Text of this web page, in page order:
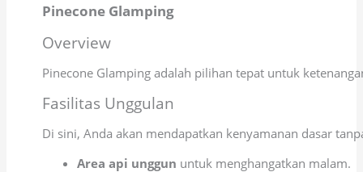
Pinecone Glamping
Overview
Pinecone Glamping adalah pilihan tepat untuk
Fasilitas Unggulan
Di sini, Anda akan mendapatkan kenyamanan dasar
Area api unggun untuk menghangatkan malam.